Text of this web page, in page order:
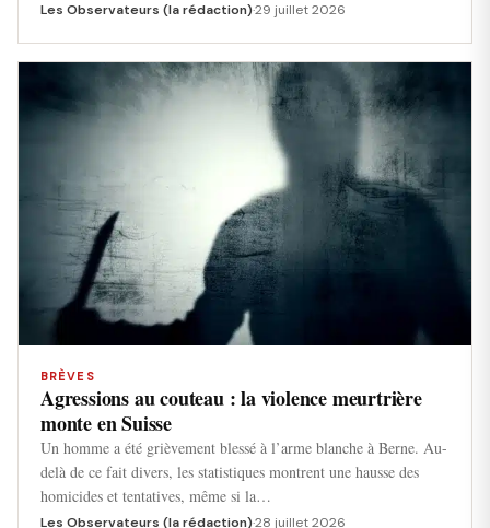
Les Observateurs (la rédaction)·29 juillet 2026
BRÈVES
Agressions au couteau : la violence meurtrière
monte en Suisse
Un homme a été grièvement blessé à l’arme blanche à Berne. Au-
delà de ce fait divers, les statistiques montrent une hausse des
homicides et tentatives, même si la…
Les Observateurs (la rédaction)·28 juillet 2026